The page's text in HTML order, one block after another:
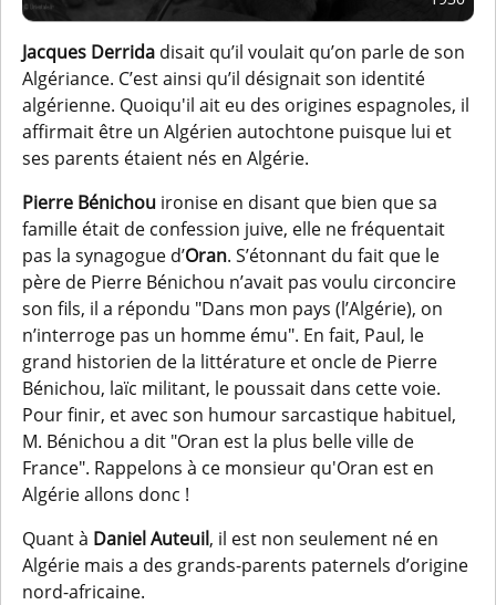
Jacques Derrida disait qu’il voulait qu’on parle de son
Algériance. C’est ainsi qu’il désignait son identité
algérienne. Quoiqu'il ait eu des origines espagnoles, il
affirmait être un Algérien autochtone puisque lui et
ses parents étaient nés en Algérie.
Pierre Bénichou ironise en disant que bien que sa
famille était de confession juive, elle ne fréquentait
pas la synagogue d’Oran. S’étonnant du fait que le
père de Pierre Bénichou n’avait pas voulu circoncire
son fils, il a répondu "Dans mon pays (l’Algérie), on
n’interroge pas un homme ému". En fait, Paul, le
grand historien de la littérature et oncle de Pierre
Bénichou, laïc militant, le poussait dans cette voie.
Pour finir, et avec son humour sarcastique habituel,
M. Bénichou a dit "Oran est la plus belle ville de
France". Rappelons à ce monsieur qu'Oran est en
Algérie allons donc !
Quant à Daniel Auteuil, il est non seulement né en
Algérie mais a des grands-parents paternels d’origine
nord-africaine.